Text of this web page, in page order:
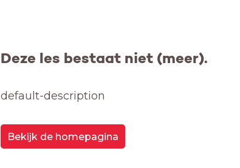
Deze les bestaat niet (meer).
default-description
Bekijk de homepagina